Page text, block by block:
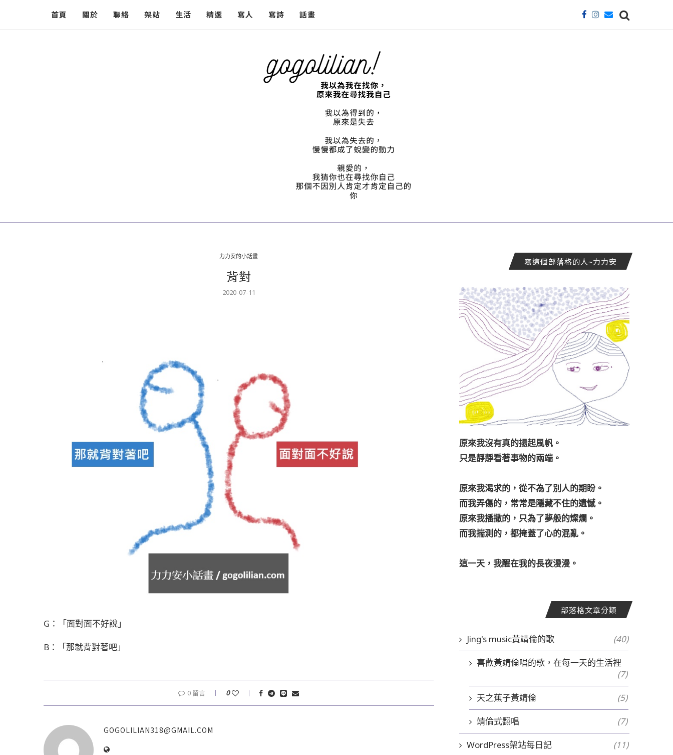
首頁 關於 聯絡 架站 生活 精選 寫人 寫詩 話畫
力力安的小話畫
背對
2020-07-11
G：「面對面不好說」
B：「那就背對著吧」
0 留言 0
GOGOLILIAN318@GMAIL.COM
寫這個部落格的人~力力安
原來我沒有真的揚起風帆。
只是靜靜看著事物的兩端。
原來我渴求的，從不為了別人的期盼。
而我弄傷的，常常是隱藏不住的遺憾。
原來我播撒的，只為了夢般的燦爛。
而我揣測的，都掩蓋了心的混亂。
這一天，我醒在我的長夜漫漫。
部落格文章分類
Jing's music黃靖倫的歌 (40)
喜歡黃靖倫唱的歌，在每一天的生活裡
(7)
天之蕉子黃靖倫 (5)
靖倫式翻唱 (7)
WordPress架站每日記 (11)